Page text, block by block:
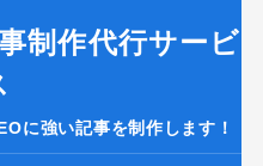
制作代行サービ
に強い記事を制作します！